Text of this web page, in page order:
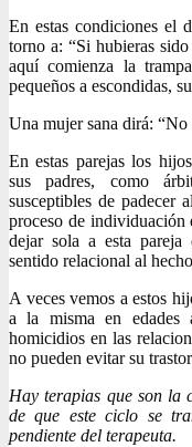
En estas condiciones el
torno a: “Si hubieras
aquí comienza la
pequeños a escondidas,
Una mujer sana dirá: “No
En estas parejas los
sus padres, como
susceptibles de padecer
proceso de
dejar sola a esta pareja
sentido relacional al
A veces vemos a estos
a la misma en edades
homicidios en las
no pueden evitar su
Hay terapias que son la
de que este ciclo se
pendiente del terapeuta.